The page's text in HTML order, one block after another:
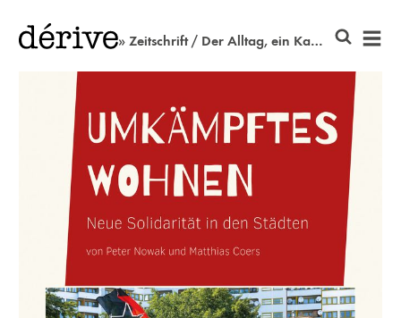
» Zeitschrift / Der Alltag, ein Kampf